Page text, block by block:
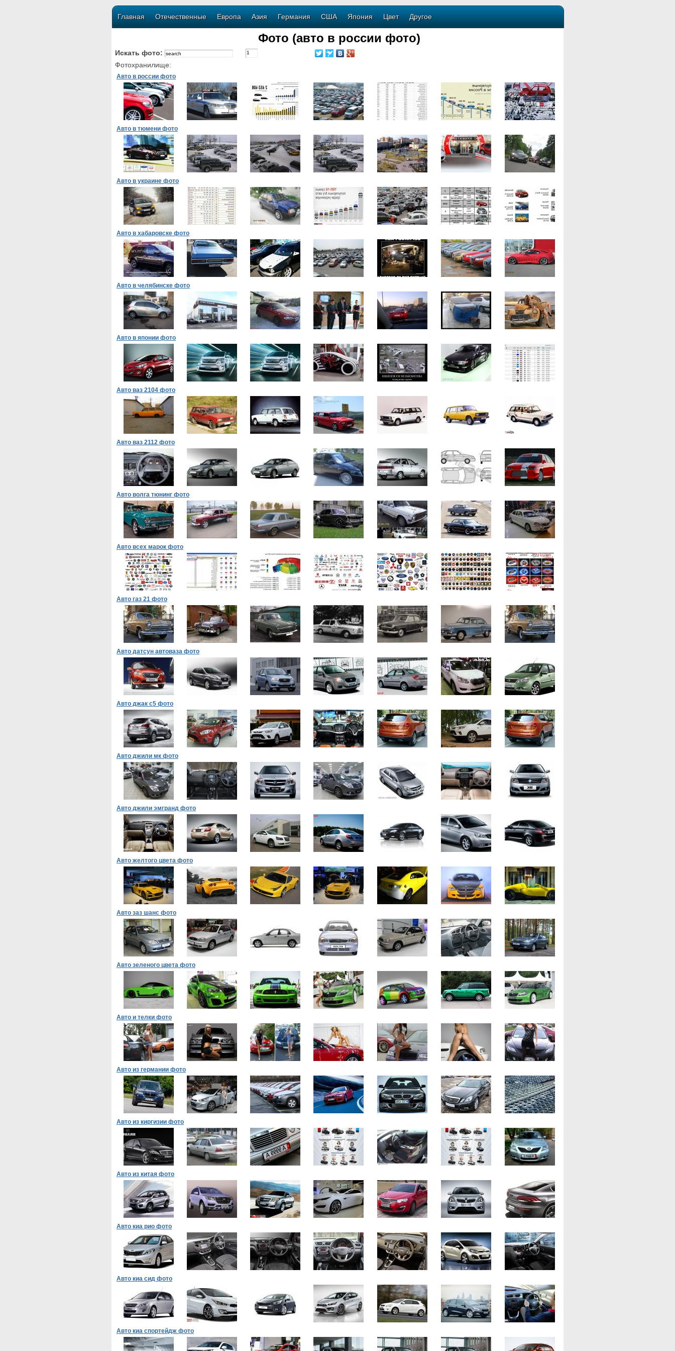
Главная Отечественные Европа Азия Германия США Япония Цвет Другое
Фото (авто в россии фото)
Искать фото:
Фотохранилище:
Авто в россии фото
Авто в тюмени фото
Авто в украине фото
Авто в хабаровске фото
Авто в челябинске фото
Авто в японии фото
Авто ваз 2104 фото
Авто ваз 2112 фото
Авто волга тюнинг фото
Авто всех марок фото
Авто газ 21 фото
Авто датсун автоваза фото
Авто джак с5 фото
Авто джили мк фото
Авто джили эмгранд фото
Авто желтого цвета фото
Авто заз шанс фото
Авто зеленого цвета фото
Авто и телки фото
Авто из германии фото
Авто из киргизии фото
Авто из китая фото
Авто киа рио фото
Авто киа сид фото
Авто киа спортейдж фото